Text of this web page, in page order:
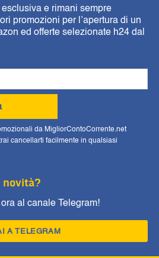
e rimani sempre
promozioni per l’apertura di un
ed offerte selezionate h24 dal
da MigliorContoCorrente.net
cancellarti facilmente in qualsiasi
novità?
al canale Telegram!
A TELEGRAM